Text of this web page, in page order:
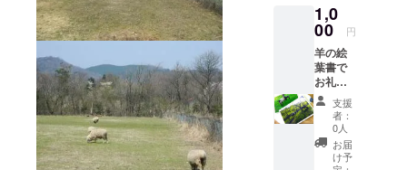
じ、老いも
若きも日々
奮闘中。
1,0
00 円
羊の絵
葉書で
お礼の
お手紙
支援
者：
0人
お届
け予